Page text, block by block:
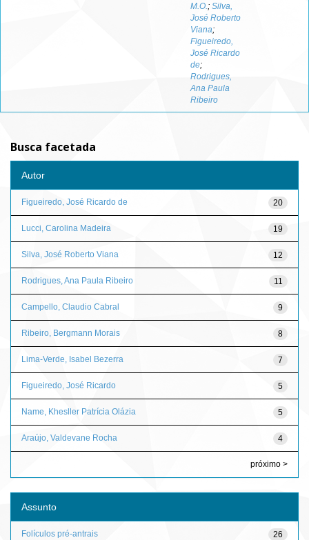
M.O.; Silva,
José Roberto
Viana;
Figueiredo,
José Ricardo
de;
Rodrigues,
Ana Paula
Ribeiro
Busca facetada
Autor
20
Figueiredo, José Ricardo de
19
Lucci, Carolina Madeira
12
Silva, José Roberto Viana
11
Rodrigues, Ana Paula Ribeiro
9
Campello, Claudio Cabral
8
Ribeiro, Bergmann Morais
7
Lima-Verde, Isabel Bezerra
5
Figueiredo, José Ricardo
5
Name, Khesller Patrícia Olázia
4
Araújo, Valdevane Rocha
próximo >
Assunto
26
Folículos pré-antrais